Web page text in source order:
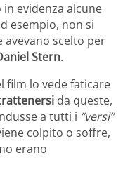
evidenza alcune
esempio, non si
scelto per
Stern.
film lo vede faticare
da queste,
a tutti i “versi”
colpito o soffre,
erano